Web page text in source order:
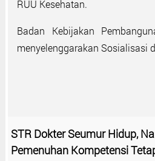
RUU Kesehatan.
Badan Kebijakan
menyelenggarakan Sosialisasi
STR Dokter Seumur Hidup,
Pemenuhan Kompetensi